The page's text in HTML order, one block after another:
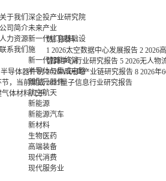
于我们
司简介
力资源
联系我们
深企投产业研究院
未来产业
新一代信息基础设
施
新一代智能终端
半导体与集成电路
新型元器件
航空航天
新能源
新能源汽车
新材料
生物医药
高端装备
现代消费
现代服务业
导体器件制
节，当前集成
气体材料几乎
热门资料
1 2026太空数据中心发展报告 2 2026
智算中心行业研究报告 5 2026无人物
2026AI玩具产业链研究报告 8 2026年
2025量子信息行业研究报告